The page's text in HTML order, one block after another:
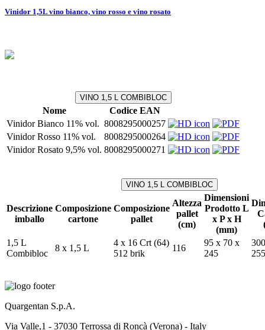
Vinidor 1,5L vino bianco, vino rosso e vino rosato
VINO 1,5 L COMBIBLOC
Nome
Codice EAN
Vinidor Bianco 11% vol. 8008295000257
Vinidor Rosso 11% vol.
8008295000264
Vinidor Rosato 9,5% vol. 8008295000271
VINO 1,5 L COMBIBLOC
Descrizione
imballo
Composizione
cartone
Composizione
pallet
Altezza
pallet
(cm)
Dimensioni
Prodotto L
x P x H
(mm)
1,5 L
Combibloc
8 x 1,5 L
4 x 16 Crt (64)
512 brik
116
95 x 70 x
245
255
Quargentan S.p.A.
Via Valle,1 - 37030 Terrossa di Roncà (Verona) - Italy